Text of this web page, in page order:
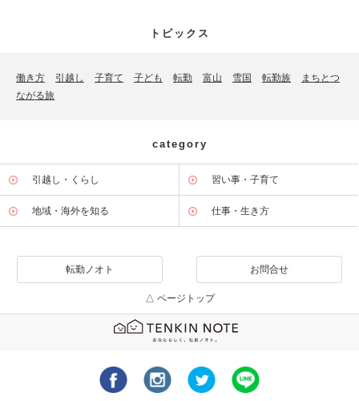
トピックス
働き方 引越し 子育て 子ども 転勤 富山 雪国 転勤族
まちとつ
ながる旅
category
引越し・くらし 習い事・子育て
地域・海外を知る 仕事・生き方
転勤ノオト お問合せ
△ ページトップ